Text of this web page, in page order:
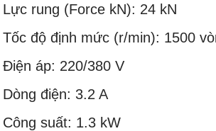
Lực rung (Force kN): 24 kN
Tốc độ định mức (r/min): 1500
Điện áp: 220/380 V
Dòng điện: 3.2 A
Công suất: 1.3 kW